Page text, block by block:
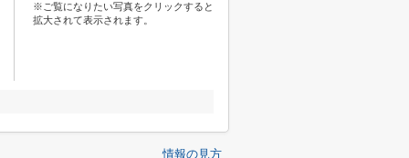
※ご覧になりたい写真をクリックすると
拡大されて表示されます。
情報の見方